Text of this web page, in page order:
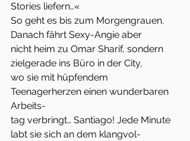
Stories liefern…«
So geht es bis zum Morgengrauen.
Danach fährt Sexy-Angie aber
nicht heim zu Omar Sharif, sondern
zielgerade ins Büro in der City,
wo sie mit hüpfendem
Teenagerherzen einen wunderbaren
Arbeits-
tag verbringt… Santiago! Jede Minute
labt sie sich an dem klangvol-